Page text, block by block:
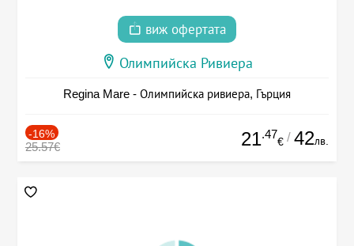
виж офертата
Олимпийска Ривиера
Regina Mare - Олимпийска ривиера, Гърция
-16%
25.57€ 21.47
€ / 42лв.